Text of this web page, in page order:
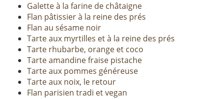
Galette à la farine de châtaigne
Flan pâtissier à la reine des prés
Flan au sésame noir
Tarte aux myrtilles et à la reine des prés
Tarte rhubarbe, orange et coco
Tarte amandine fraise pistache
Tarte aux pommes généreuse
Tarte aux noix, le retour
Flan parisien tradi et vegan